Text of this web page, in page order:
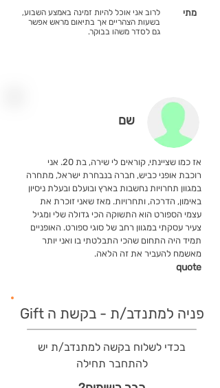
לרוב אני אוכל להיות זמינה באמצע השבוע,
בשעות הצהריים אך בתיאום מראש אפשר
גם לסדר משהו בבוקר.
מתי
שם
אז כמו שציינתי, קוראים לי שירה, בת 20. אני
רוכבת אופני כביש, חברה בנבחרת ישראל, מתחרה
במגוון תחרויות נחשבות בארץ ובועלם ובעלת ניסיון
באימון, הדרכה, ותחרויות. מאז שאני זוכרת את
עצמי הספורט הוא התשוקה הכי גדולה שלי ומגיל
צעיר עסקתי במגוון רחב של סוגי ספורט. האופניים
תמיד היה התחום שהכי התבלטתי בו ואני יותר
מאשמח להעביר את זה הלאה.
quote
פניה למתנדב/ת - בקשת ה Gift
בכדי לשלוח בקשה למתנדב/ת יש
להתחבר תחילה